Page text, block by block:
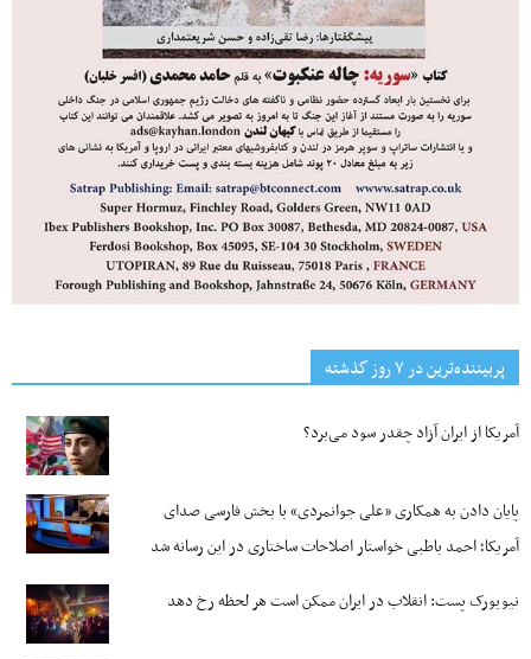
پربیننده‌ترین‌ در ۷ روز گذشته
آمریکا از ایران آزاد چقدر سود می‌برد؟
پایان دادن به همکاری «علی جوانمردی» با بخش فارسی صدای
آمریکا؛ احمد باطبی خواستار اصلاحات ساختاری در این رسانه شد
نیویورک پست: انقلاب در ایران ممکن است هر لحظه رخ دهد